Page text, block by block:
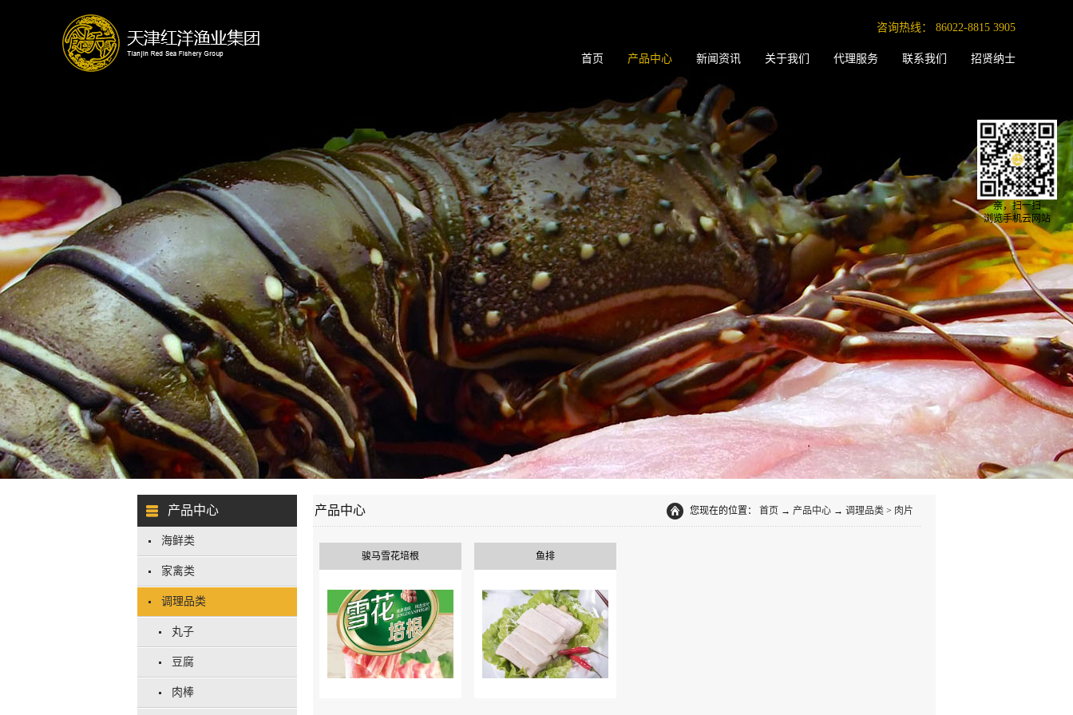
咨询热线： 86022-8815 3905
首页 产品中心 新闻资讯 关于我们 代理服务 联系我们 招贤纳士
产品中心
海鲜类
家禽类
调理品类
丸子
豆腐
肉棒
产品中心 您现在的位置： 首页 → 产品中心 → 调理品类 > 肉片
骏马雪花培根 鱼排
亲，扫一扫
浏览手机云网站